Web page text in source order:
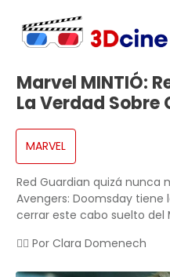
Marvel MINTIÓ:
La Verdad
MARVEL
Red Guardian quizá nunca
Avengers: Doomsday
cerrar este cabo suelto del
✍🏻 Por Clara Domenech